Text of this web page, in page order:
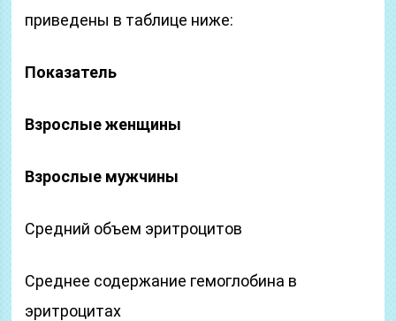
приведены в таблице ниже:
Показатель
Взрослые женщины
Взрослые мужчины
Средний объем эритроцитов
Среднее содержание гемоглобина в
эритроцитах